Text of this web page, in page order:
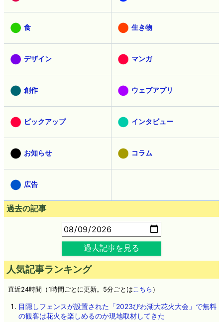
食 生き物
デザイン マンガ
創作 ウェブアプリ
ピックアップ インタビュー
お知らせ コラム
広告
過去の記事
過去記事を見る
人気記事ランキング
直近24時間（1時間ごとに更新。5分ごとは こちら ）
目隠しフェンスが設置された「2023びわ湖大花火大会」で無料
の観客は花火を楽しめるのか現地取材してきた